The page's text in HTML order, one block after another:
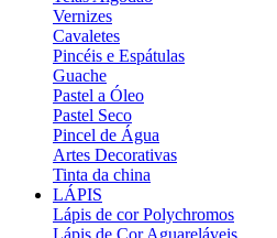
Vernizes
Cavaletes
Pincéis e Espátulas
Guache
Pastel a Óleo
Pastel Seco
Pincel de Água
Artes Decorativas
Tinta da china
LÁPIS
Lápis de cor Polychromos
Lápis de Cor Aguareláveis